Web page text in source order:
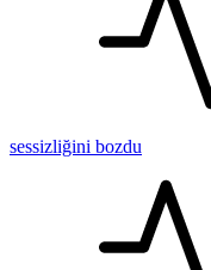
sessizliğini bozdu